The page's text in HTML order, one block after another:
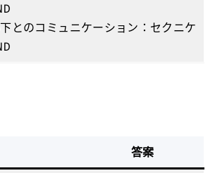
とのコミュニケーション：セクニケ
答案